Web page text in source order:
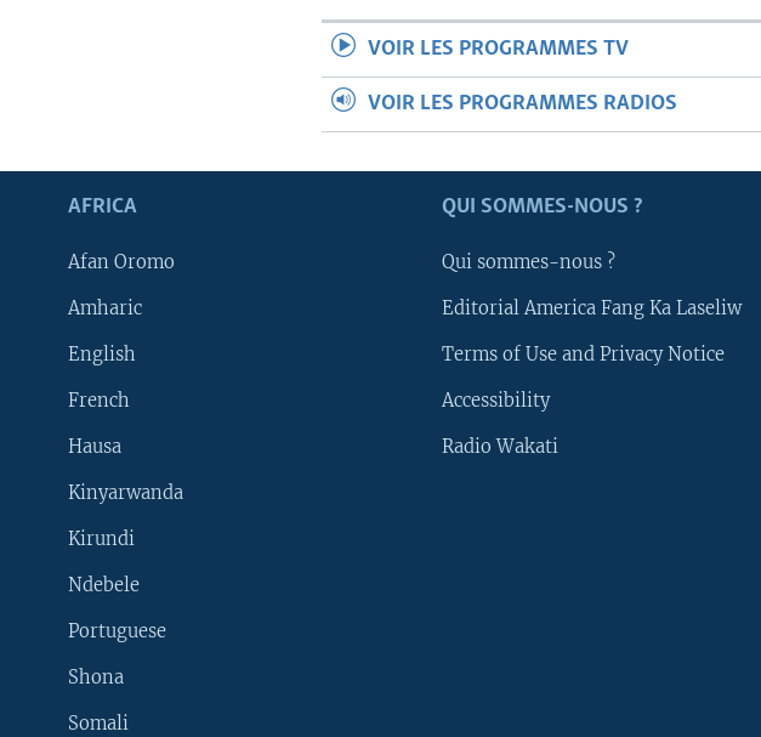
VOIR LES PROGRAMMES TV
VOIR LES PROGRAMMES RADIOS
AFRICA
Afan Oromo
Amharic
English
French
Hausa
Kinyarwanda
Kirundi
Ndebele
Portuguese
Shona
Somali
QUI SOMMES-NOUS ?
Qui sommes-nous ?
Editorial America Fang Ka Laseliw
Terms of Use and Privacy Notice
Accessibility
Radio Wakati